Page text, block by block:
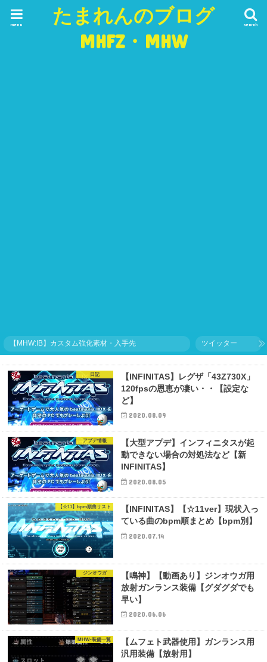
たまれんのブログ
MHFZ・MHW
search
menu
【MHW:IB】カスタム強化素材・入手先 ツイッター
日記
【INFINITAS】レグザ「43Z730X」
120fpsの恩恵が凄い・・【設定な
ど】
2020.08.09
アプデ情報
【大型アプデ】インフィニタスが起
動できない場合の対処法など【新
INFINITAS】
2020.08.05
【☆11】bpm順曲リスト
【INFINITAS】【☆11ver】現状入っ
ている曲のbpm順まとめ【bpm別】
2020.07.14
ジンオウガ
【鳴神】【動画あり】ジンオウガ用
放射ガンランス装備【グダグダでも
早い】
2020.06.06
MHW-装備一覧
【ムフェト武器使用】ガンランス用
汎用装備【放射用】